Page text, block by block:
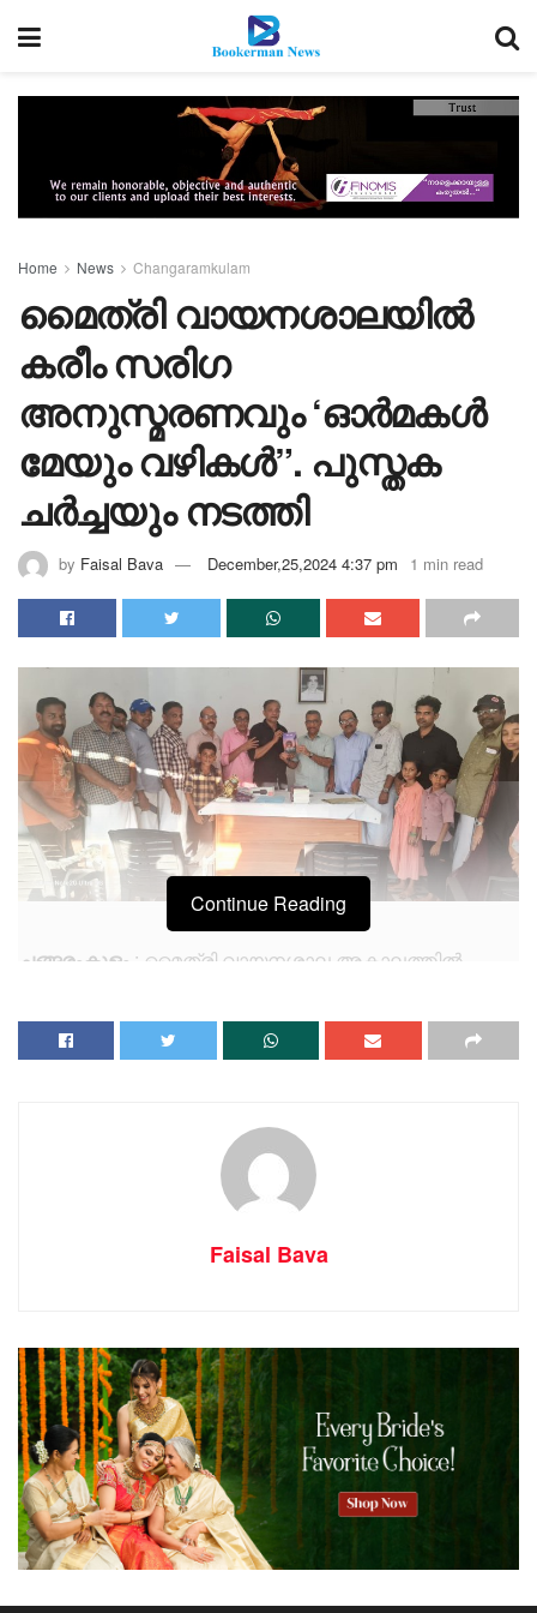
Home News Changaramkulam
മൈത്രി വായനശാലയിൽ
കരീം സരിഗ
അനുസ്മരണവും ‘ഓർമകൾ
മേയും വഴികൾ”. പുസ്തക
ചർച്ചയും നടത്തി
by Faisal Bava December,25,2024 4:37 pm 1 min read
ചങ്ങരംകുളം : മൈത്രി വായനശാല അകാലത്തിൽ
പൊതു സാമൂഹ്യ കാരുണ്യ സാന്ത്വന
പ്രവർത്തകനുമായിരുന്ന കരീം അച്ഛാട്ടേലിന്റെ(കരീം
വായനശാല വൈസ് പ്രസിഡന്റ്‌ രചിച്ച “ഓർമ്മകൾ
മേയും വഴികൾ” എന്ന പുസ്തകതന്നെക്കുറിച്ചുള്ള ചർച്ച
നടന്നു. കഴിഞ്ഞ ശിശുദിനത്തിൽ സ്കൂൾകുട്ടികൾക്കായി
സമ്മാനദാനവും നടത്തി.
അലി രചിച്ച ‘ഓർമ്മകൾ മേയും വഴികൾ’ എന്ന
പുസ്തകത്തിന്റെ കോപ്പി അലി വായനശാലക്ക് നൽകുന്നത്
വായനശാല രക്ഷാധികാരി കാട്ടിൽ മുഹമ്മദ്‌ കുട്ടിക്ക ഏറ്റു
വാങ്ങി…
സമ്മാനർഹരായ കുട്ടികൾ : എൽ പി വിഭാഗം: മൊഹമ്മദ്
സയാൻ, ഇതൾ ഐഷ, ശേഷ.
യു പി വിഭാഗം : നിരഞ്ജൻ, സിയ ഷിൻസി, സന മറിയം &
Continue Reading
Faisal Bava